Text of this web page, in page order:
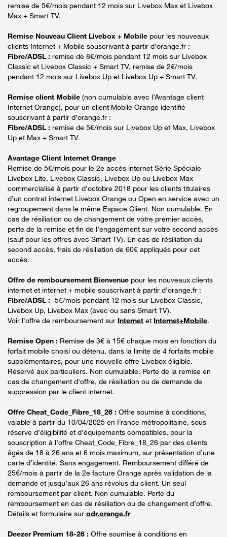
remise de 5€/mois pendant 12 mois sur Livebox Max et Livebox
Max + Smart TV.
Remise Nouveau Client Livebox + Mobile pour les nouveaux
clients Internet + Mobile souscrivant à partir d’orange.fr :
Fibre/ADSL : remise de 8€/mois pendant 12 mois sur Livebox
Classic et Livebox Classic + Smart TV, remise de 2€/mois
pendant 12 mois sur Livebox Up et Livebox Up + Smart TV.
Remise client Mobile (non cumulable avec l’Avantage client
Internet Orange), pour un client Mobile Orange identifié
souscrivant à partir d’orange.fr :
Fibre/ADSL : remise de 5€/mois sur Livebox Up et Max, Livebox
Up et Max + Smart TV.
Avantage Client Internet Orange
Remise de 5€/mois pour le 2e accès internet Série Spéciale
Livebox Lite, Livebox Classic, Livebox Up ou Livebox Max
commercialisé à partir d’octobre 2018 pour les clients titulaires
d’un contrat internet Livebox Orange ou Open en service avec un
regroupement dans le même Espace Client. Non cumulable. En
cas de résiliation ou de changement de votre premier accès,
perte de la remise et fin de l’engagement sur votre second accès
(sauf pour les offres avec Smart TV). En cas de résiliation du
second accès, frais de résiliation de 60€ appliqués pour cet
accès.
Offre de remboursement Bienvenue pour les nouveaux clients
internet et internet + mobile souscrivant à partir d’orange.fr :
Fibre/ADSL : -5€/mois pendant 12 mois sur Livebox Classic,
Livebox Up, Livebox Max (avec ou sans Smart TV).
Voir l'offre de remboursement sur Internet et Internet+Mobile.
Remise Open : Remise de 3€ à 15€ chaque mois en fonction du
forfait mobile choisi ou détenu, dans la limite de 4 forfaits mobile
supplémentaires, pour une nouvelle offre Livebox éligible.
Réservé aux particuliers. Non cumulable. Perte de la remise en
cas de changement d'offre, de résiliation ou de demande de
suppression par le client internet.
Offre Cheat_Code_Fibre_18_26 : Offre soumise à conditions,
valable à partir du 10/04/2025 en France métropolitaine, sous
réserve d’éligibilité et d’équipements compatibles, pour la
souscription à l’offre Cheat_Code_Fibre_18_26 par des clients
âgés de 18 à 26 ans et 6 mois maximum, sur présentation d’une
carte d’identité. Sans engagement. Remboursement différé de
25€/mois à partir de la 2e facture Orange après validation de la
demande et jusqu’aux 26 ans révolus du client. Un seul
remboursement par client. Non cumulable. Perte du
remboursement en cas de résiliation ou de changement d’offre.
Détails et formulaire sur odr.orange.fr
Deezer Premium 18-26 : Offre soumise à conditions en